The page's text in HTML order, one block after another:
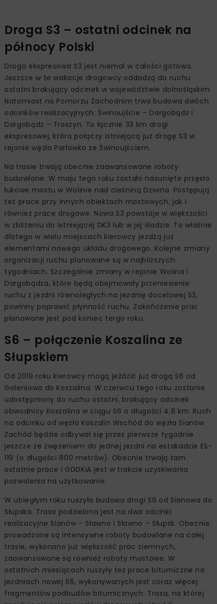
Droga S3 – ostatni odcinek na
północy Polski
Droga ekspresowa S3 jest niemal w całości gotowa.
Jeszcze w te wakacje drogowcy oddadzą do ruchu
ostatni brakujący odcinek w województwie dolnośląskim.
Natomiast na Pomorzu Zachodnim trwa budowa dwóch
odcinków realizacyjnych: Świnoujście – Dargobądz i
Dargobądz – Troszyn. To łącznie 33 km drogi
ekspresowej, która połączy istniejącą już drogę S3 w
rejonie węzła Parłowko ze Świnoujściem.
Na trasie trwają obecnie zaawansowane roboty
budowlane. W maju tego roku zostało nasunięte przęsło
łukowe mostu w Wolinie nad cieśniną Dziwna. Postępują
też prace przy innych obiektach mostowych, jak i
również prace drogowe. Nowa S3 powstaje w większości
w zbliżeniu do istniejącej DK3 lub w jej śladzie. To właśnie
dlatego w wielu miejscach kierowcy jeżdżą już
elementami nowego układu drogowego. Kolejne zmiany
organizacji ruchu planowane są w najbliższych
tygodniach. Szczególnie zmiany w rejonie Wolina i
Dargobądza, które będą obejmowały przeniesienie
ruchu z jezdni równoległych na jezdnię docelowej S3,
powinny poprawić płynność ruchu. Zakończenie prac
planowane jest pod koniec tergo roku.
S6 – połączenie Koszalina ze
Słupskiem
Od 2019 roku kierowcy mogą jeździć już drogą S6 od
Goleniowa do Koszalina. W czerwcu tego roku zostanie
udostępniony do ruchu ostatni, brakujący odcinek
obwodnicy Koszalina w ciągu S6 o długości 4,6 km. Ruch
na odcinku od węzła Koszalin Wschód do węzła Sianów
Zachód będzie odbywał się przez pierwsze tygodnie
jeszcze ze zwężeniem do jednej jezdni na estakadzie ES-
119 (o długości 800 metrów). Obecnie trwają tam
ostatnie prace i GDDKiA jest w trakcie uzyskiwania
pozwolenia na użytkowanie.
W ubiegłym roku ruszyła budowa drogi S6 od Sianowa do
Słupska. Trasa podzielona jest na dwa odcinki
realizacyjne Sianów – Sławno i Sławno – Słupsk. Obecnie
prowadzone są intensywne roboty budowlane na całej
trasie, wykonano już większość prac ziemnych,
zaawansowane są również roboty mostowe. W
ostatnich miesiącach ruszyły też prace bitumiczne na
jezdniach nowej S6, wykonywanych jest coraz więcej
fragmentów podbudów bitumicznych. Trasa, na której